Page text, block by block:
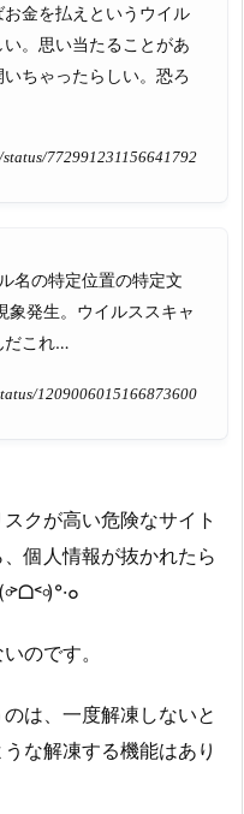
金を払えというウイル
。思い当たることがあ
ちゃったらしい。恐ろ
772991231156641792
名の特定位置の特定文
象発生。ウイルススキャ
だこれ…
1209006015166873600
クが高い危険なサイト
個人情報が抜かれたら
๐
のです。
は、一度解凍しないと
な解凍する機能はあり